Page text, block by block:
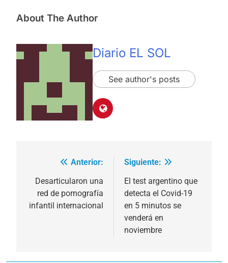
About The Author
Diario EL SOL
See author's posts
Navegación
de
entradas
Anterior:
Desarticularon una
red de pornografía
infantil internacional
Siguiente:
El test argentino que
detecta el Covid-19
en 5 minutos se
venderá en
noviembre